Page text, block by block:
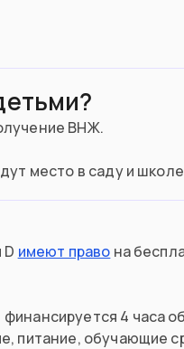
ВНЖ.
место в саду и
имеют право на
4 часа
питание, обучающие